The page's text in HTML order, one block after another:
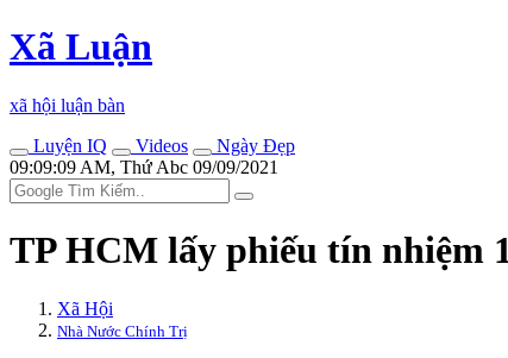
Xã Luận
xã hội luận bàn
Luyện IQ
Videos
Ngày Đẹp
09:09:09 AM, Thứ Abc 09/09/2021
TP HCM lấy phiếu tín nhiệm
Xã Hội
Nhà Nước Chính Trị